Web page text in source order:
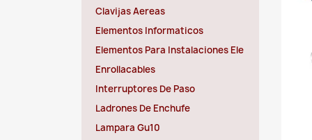
Clavijas Aereas
Elementos Informaticos
Elementos Para Instalaciones Ele
Enrollacables
Interruptores De Paso
Ladrones De Enchufe
Lampara Gu10